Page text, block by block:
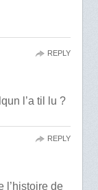
l’a til lu ?
REPLY
l’histoire de
REPLY